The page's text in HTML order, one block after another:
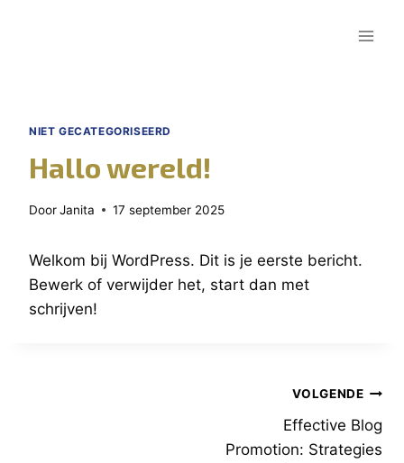
NIET GECATEGORISEERD
Hallo wereld!
DoorJanita 17 september 2025
Welkom bij WordPress. Dit is je eerste bericht.
Bewerk of verwijder het, start dan met
schrijven!
VOLGENDE
Effective Blog
Promotion: Strategies